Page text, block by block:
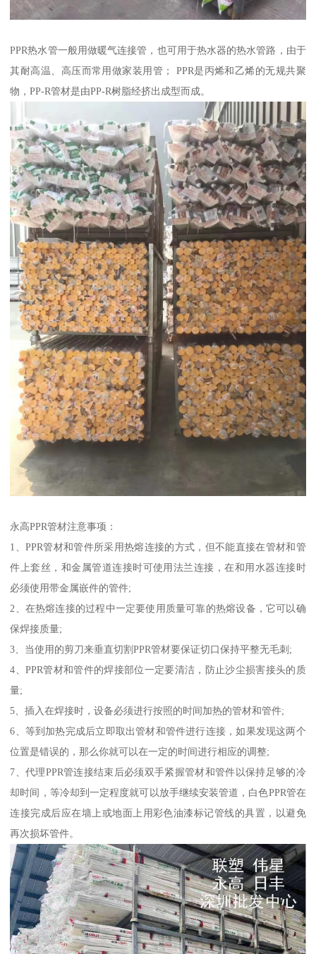
PPR热水管一般用做暖气连接管，也可用于热水器的热水管路，由于
其耐高温、高压而常用做家装用管； PPR是丙烯和乙烯的无规共聚
物，PP-R管材是由PP-R树脂经挤出成型而成。
永高PPR管材注意事项：
1、PPR管材和管件所采用热熔连接的方式，但不能直接在管材和管
件上套丝，和金属管道连接时可使用法兰连接，在和用水器连接时
必须使用带金属嵌件的管件;
2、在热熔连接的过程中一定要使用质量可靠的热熔设备，它可以确
保焊接质量;
3、当使用的剪刀来垂直切割PPR管材要保证切口保持平整无毛刺;
4、PPR管材和管件的焊接部位一定要清洁，防止沙尘损害接头的质
量;
5、插入在焊接时，设备必须进行按照的时间加热的管材和管件;
6、等到加热完成后立即取出管材和管件进行连接，如果发现这两个
位置是错误的，那么你就可以在一定的时间进行相应的调整;
7、代理PPR管连接结束后必须双手紧握管材和管件以保持足够的冷
却时间，等冷却到一定程度就可以放手继续安装管道，白色PPR管在
连接完成后应在墙上或地面上用彩色油漆标记管线的具置，以避免
再次损坏管件。